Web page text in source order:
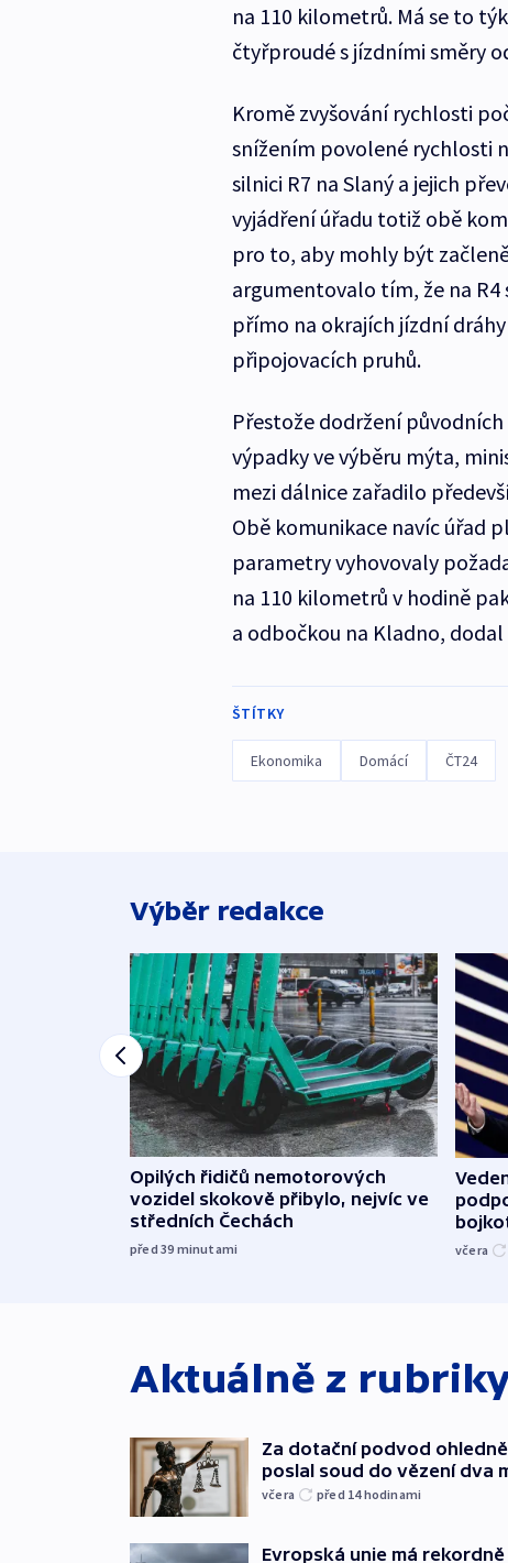
na 110 kilometrů. Má se to
čtyřproudé s jízdními směry
Kromě zvyšování rychlosti
snížením povolené rychlosti
silnici R7 na Slaný a jejich
vyjádření úřadu totiž obě
pro to, aby mohly být
argumentovalo tím, že na R4
přímo na okrajích jízdní
připojovacích pruhů.
Přestože dodržení
výpadky ve výběru mýta,
mezi dálnice zařadilo
Obě komunikace navíc úřad
parametry vyhovovaly
na 110 kilometrů v hodině
a odbočkou na Kladno, dodal
ŠTÍTKY
Ekonomika Domácí ČT24
Výběr redakce
Opilých řidičů nemotorových
vozidel skokově přibylo, nejvíc ve
středních Čechách
před 39 minutami včera
Aktuálně z
Za dotační podvod
poslal soud do vězení dva
včera před 14hodinami
Evropská unie má